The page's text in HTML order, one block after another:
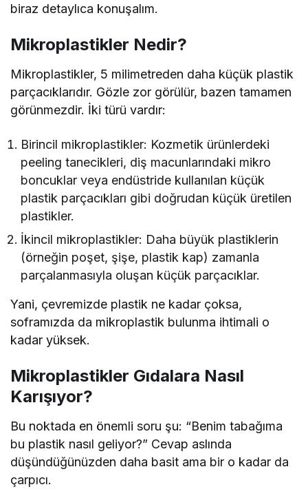
biraz detaylıca konuşalım.
Mikroplastikler Nedir?
Mikroplastikler, 5 milimetreden daha küçük plastik
parçacıklarıdır. Gözle zor görülür, bazen tamamen
görünmezdir. İki türü vardır:
Birincil mikroplastikler: Kozmetik ürünlerdeki
peeling tanecikleri, diş macunlarındaki mikro
boncuklar veya endüstride kullanılan küçük
plastik parçacıkları gibi doğrudan küçük üretilen
plastikler.
İkincil mikroplastikler: Daha büyük plastiklerin
(örneğin poşet, şişe, plastik kap) zamanla
parçalanmasıyla oluşan küçük parçacıklar.
Yani, çevremizde plastik ne kadar çoksa,
soframızda da mikroplastik bulunma ihtimali o
kadar yüksek.
Mikroplastikler Gıdalara Nasıl
Karışıyor?
Bu noktada en önemli soru şu: “Benim tabağıma
bu plastik nasıl geliyor?” Cevap aslında
düşündüğünüzden daha basit ama bir o kadar da
çarpıcı.